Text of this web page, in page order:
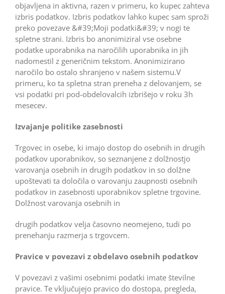
objavljena in aktivna, razen v primeru, ko kupec zahteva
izbris podatkov. Izbris podatkov lahko kupec sam sproži
preko povezave &#39;Moji podatki&#39; v nogi te
spletne strani. Izbris bo anonimiziral vse osebne
podatke uporabnika na naročilih uporabnika in jih
nadomestil z generičnim tekstom. Anonimizirano
naročilo bo ostalo shranjeno v našem sistemu.V
primeru, ko ta spletna stran preneha z delovanjem, se
vsi podatki pri pod-obdelovalcih izbrišejo v roku 3h
mesecev.
Izvajanje politike zasebnosti
Trgovec in osebe, ki imajo dostop do osebnih in drugih
podatkov uporabnikov, so seznanjene z dolžnostjo
varovanja osebnih in drugih podatkov in so dolžne
upoštevati ta določila o varovanju zaupnosti osebnih
podatkov in zasebnosti uporabnikov spletne trgovine.
Dolžnost varovanja osebnih in
drugih podatkov velja časovno neomejeno, tudi po
prenehanju razmerja s trgovcem.
Pravice v povezavi z obdelavo osebnih podatkov
V povezavi z vašimi osebnimi podatki imate številne
pravice. Te vključujejo pravico do dostopa, pregleda,